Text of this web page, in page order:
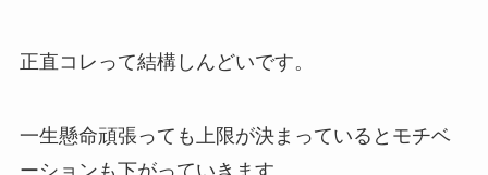
正直コレって結構しんどいです。
一生懸命頑張っても上限が決まっているとモチベ
ーションも下がっていきます。